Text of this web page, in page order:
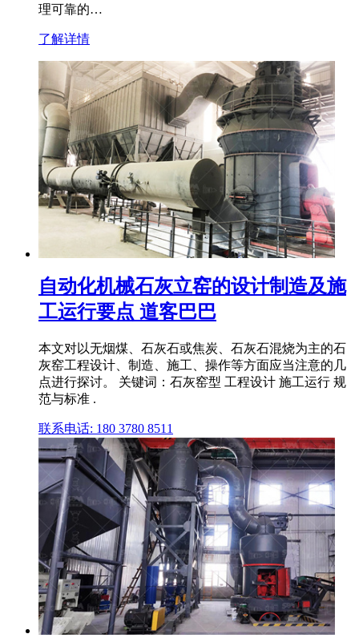
理可靠的…
了解详情
自动化机械石灰立窑的设计制造及施
工运行要点 道客巴巴
本文对以无烟煤、石灰石或焦炭、石灰石混烧为主的石
灰窑工程设计、制造、施工、操作等方面应当注意的几
点进行探讨。 关键词：石灰窑型 工程设计 施工运行 规
范与标准 .
联系电话: 180 3780 8511